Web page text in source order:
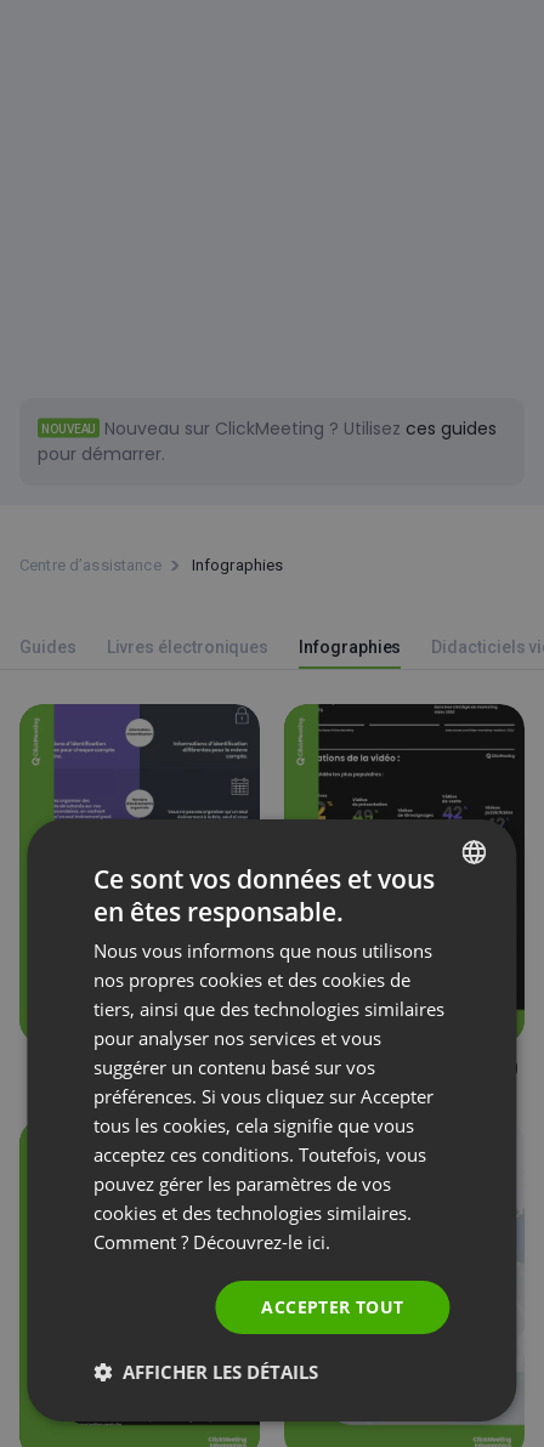
NOUVEAU Nouveau sur ClickMeeting ? Utilisez ces guides
pour démarrer.
Centre d’assistance Infographies
Guides Livres électroniques Infographies Didacticiels
Compte secondaire ou
multi-utilisateur
State of Webinars 2020
– Tendances
FRENCH
GERMAN
SPANISH
PORTUGUESE
Ce sont vos données et vous
en êtes responsable.
Nous vous informons que nous utilisons
nos propres cookies et des cookies de
tiers, ainsi que des technologies similaires
pour analyser nos services et vous
suggérer un contenu basé sur vos
préférences. Si vous cliquez sur Accepter
tous les cookies, cela signifie que vous
acceptez ces conditions. Toutefois, vous
pouvez gérer les paramètres de vos
cookies et des technologies similaires.
Comment ? Découvrez-le ici.
ACCEPTER TOUT
AFFICHER LES DÉTAILS